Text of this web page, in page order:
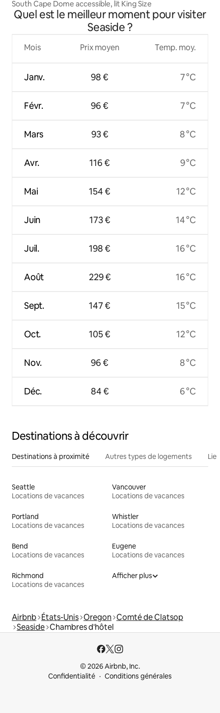
South Cape Dome accessible, lit King Size
Quel est le meilleur moment pour visiter
Seaside ?
Mois
Janv.
Févr.
Mars
Avr.
Mai
Juin
Juil.
Août
Sept.
Oct.
Nov.
Déc.
Prix moyen
98 €
96 €
93 €
116 €
154 €
173 €
198 €
229 €
147 €
105 €
96 €
84 €
Temp. moy.
7 °C
7 °C
8 °C
9 °C
12 °C
14 °C
16 °C
16 °C
15 °C
12 °C
8 °C
6 °C
Destinations à découvrir
Destinations à proximité Autres types de logements
Seattle
Locations de vacances
Vancouver
Locations de vacances
Portland
Locations de vacances
Whistler
Locations de vacances
Bend
Locations de vacances
Eugene
Locations de vacances
Richmond
Locations de vacances
Afficher plus
Airbnb États-Unis Oregon Comté de Clatsop
Seaside Chambres d'hôtel
© 2026 Airbnb, Inc.
Confidentialité
Conditions générales